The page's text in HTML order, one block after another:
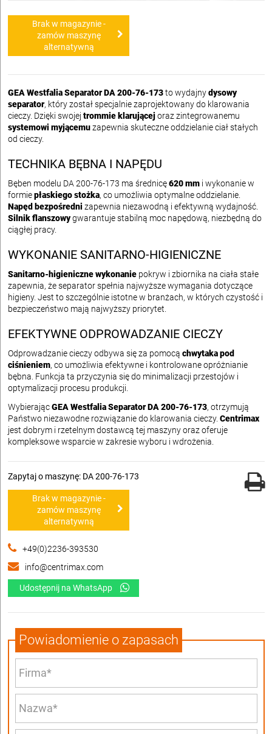
Brak w magazynie -
zamów maszynę
alternatywną
GEA Westfalia Separator DA 200-76-173to wydajnydysowy
separator, który został specjalnie zaprojektowany do klarowania
cieczy. Dzięki swojej trommie klarującejoraz zintegrowanemu
systemowi myjącemuzapewnia skuteczne oddzielanie ciał stałych
od cieczy.
TECHNIKA BĘBNA I NAPĘDU
Bęben modelu DA 200-76-173 ma średnicę620 mm i wykonanie w
formiepłaskiego stożka, co umożliwia optymalne oddzielanie.
Napęd bezpośredni zapewnia niezawodną i efektywną wydajność.
Silnik flanszowygwarantuje stabilną moc napędową, niezbędną do
ciągłej pracy.
WYKONANIE SANITARNO-HIGIENICZNE
Sanitarno-higieniczne wykonanie pokryw i zbiornika na ciała stałe
zapewnia, że separator spełnia najwyższe wymagania dotyczące
higieny. Jest to szczególnie istotne w branżach, w których czystość i
bezpieczeństwo mają najwyższy priorytet.
EFEKTYWNE ODPROWADZANIE CIECZY
Odprowadzanie cieczy odbywa się za pomocą chwytaka pod
ciśnieniem, co umożliwia efektywne i kontrolowane opróżnianie
bębna. Funkcja ta przyczynia się do minimalizacji przestojów i
optymalizacji procesu produkcji.
WybierającGEA Westfalia Separator DA 200-76-173, otrzymują
Państwo niezawodne rozwiązanie do klarowania cieczy. Centrimax
jest dobrym i rzetelnym dostawcą tej maszyny oraz oferuje
kompleksowe wsparcie w zakresie wyboru i wdrożenia.
Zapytaj o maszynę: DA 200-76-173
Brak w magazynie -
zamów maszynę
alternatywną
+49(0)2236-393530
info@centrimax.com
Udostępnij na WhatsApp
Powiadomienie o zapasach